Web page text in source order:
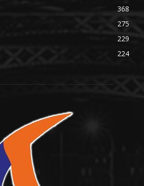
368
275
229
224